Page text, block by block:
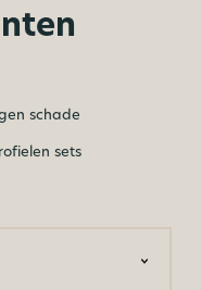
schade
sets